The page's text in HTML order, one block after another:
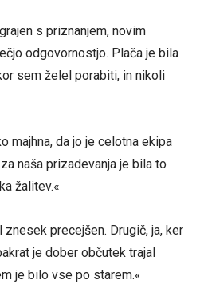
s priznanjem, novim
odgovornostjo. Plača je bila
sem želel porabiti, in nikoli
majhna, da jo je celotna ekipa
naša prizadevanja je bila to
žalitev.«
znesek precejšen. Drugič, ja, ker
je dober občutek trajal
je bilo vse po starem.«